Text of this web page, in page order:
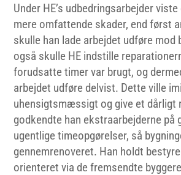
Under HE’s udbedringsarbejder
mere omfattende skader, end først
skulle han lade arbejdet udføre mod
også skulle HE indstille
forudsatte timer var brugt, og
arbejdet udføre delvist. Dette ville
uhensigtsmæssigt og give et dårligt
godkendte han ekstraarbejderne på
ugentlige timeopgørelser, så
gennemrenoveret. Han holdt
orienteret via de fremsendte